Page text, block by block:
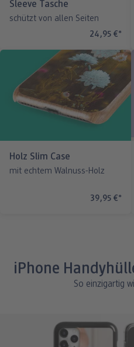
Sleeve Tasche
schützt von allen Seiten
24,95 €*
Holz Slim Case
mit echtem Walnuss-Holz
39,95 €*
iPhone
So einzigartig